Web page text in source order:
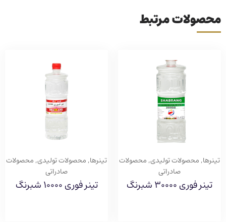
محصولات مرتبط
تینرها,محصولات تولیدی,محصولات
صادراتی
تینر فوری ۳۰۰۰۰ شبرنگ
تینرها,محصولات تولیدی,محصولات
صادراتی
تینر فوری ۱۰۰۰۰ شبرنگ